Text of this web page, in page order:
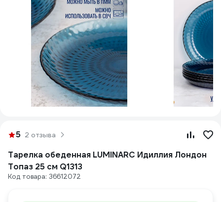
5 2 отзыва
Тарелка обеденная LUMINARC Идиллия Лондон
Топаз 25 см Q1313
Код товара: 36612072